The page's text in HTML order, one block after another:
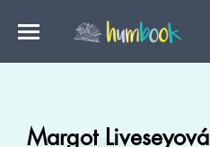
Margot Liveseyová